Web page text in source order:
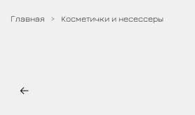
Главная Косметички и несессеры